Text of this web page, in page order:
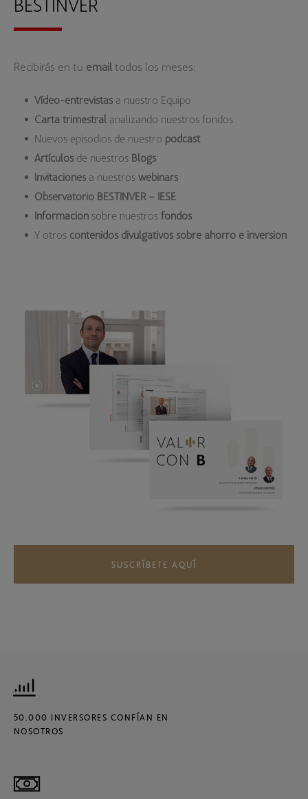
Recibirás en tu emailtodos los meses:
Vídeo-entrevistas a nuestro Equipo
Carta trimestral analizando nuestros fondos
Nuevos episodios de nuestro podcast
Artículos de nuestros Blogs
Invitaciones a nuestros webinars
Observatorio BESTINVER – IESE
Información sobre nuestros fondos
Y otros contenidos divulgativos sobre ahorro e inversión
SUSCRÍBETE AQUÍ
50.000 INVERSORES CONFÍAN EN
NOSOTROS